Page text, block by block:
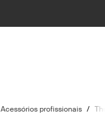
Acessórios profissionais /